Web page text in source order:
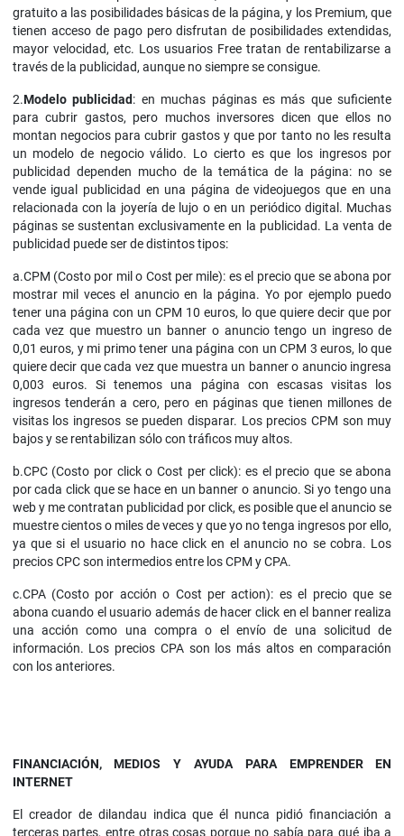
gratuito a las posibilidades básicas de la página, y los Premium, que
tienen acceso de pago pero disfrutan de posibilidades extendidas,
mayor velocidad, etc. Los usuarios Free tratan de rentabilizarse a
través de la publicidad, aunque no siempre se consigue.
2.Modelo publicidad: en muchas páginas es más que suficiente
para cubrir gastos, pero muchos inversores dicen que ellos no
montan negocios para cubrir gastos y que por tanto no les resulta
un modelo de negocio válido. Lo cierto es que los ingresos por
publicidad dependen mucho de la temática de la página: no se
vende igual publicidad en una página de videojuegos que en una
relacionada con la joyería de lujo o en un periódico digital. Muchas
páginas se sustentan exclusivamente en la publicidad. La venta de
publicidad puede ser de distintos tipos:
a.CPM (Costo por mil o Cost per mile): es el precio que se abona por
mostrar mil veces el anuncio en la página. Yo por ejemplo puedo
tener una página con un CPM 10 euros, lo que quiere decir que por
cada vez que muestro un banner o anuncio tengo un ingreso de
0,01 euros, y mi primo tener una página con un CPM 3 euros, lo que
quiere decir que cada vez que muestra un banner o anuncio ingresa
0,003 euros. Si tenemos una página con escasas visitas los
ingresos tenderán a cero, pero en páginas que tienen millones de
visitas los ingresos se pueden disparar. Los precios CPM son muy
bajos y se rentabilizan sólo con tráficos muy altos.
b.CPC (Costo por click o Cost per click): es el precio que se abona
por cada click que se hace en un banner o anuncio. Si yo tengo una
web y me contratan publicidad por click, es posible que el anuncio se
muestre cientos o miles de veces y que yo no tenga ingresos por ello,
ya que si el usuario no hace click en el anuncio no se cobra. Los
precios CPC son intermedios entre los CPM y CPA.
c.CPA (Costo por acción o Cost per action): es el precio que se
abona cuando el usuario además de hacer click en el banner realiza
una acción como una compra o el envío de una solicitud de
información. Los precios CPA son los más altos en comparación
con los anteriores.
FINANCIACIÓN, MEDIOS Y AYUDA PARA EMPRENDER EN
INTERNET
El creador de dilandau indica que él nunca pidió financiación a
terceras partes, entre otras cosas porque no sabía para qué iba a